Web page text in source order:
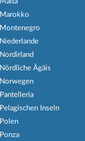
Marokko
Montenegro
Niederlande
Nordirland
Nördliche Ägäis
Norwegen
Pantelleria
Pelagischen Inseln
Polen
Ponza